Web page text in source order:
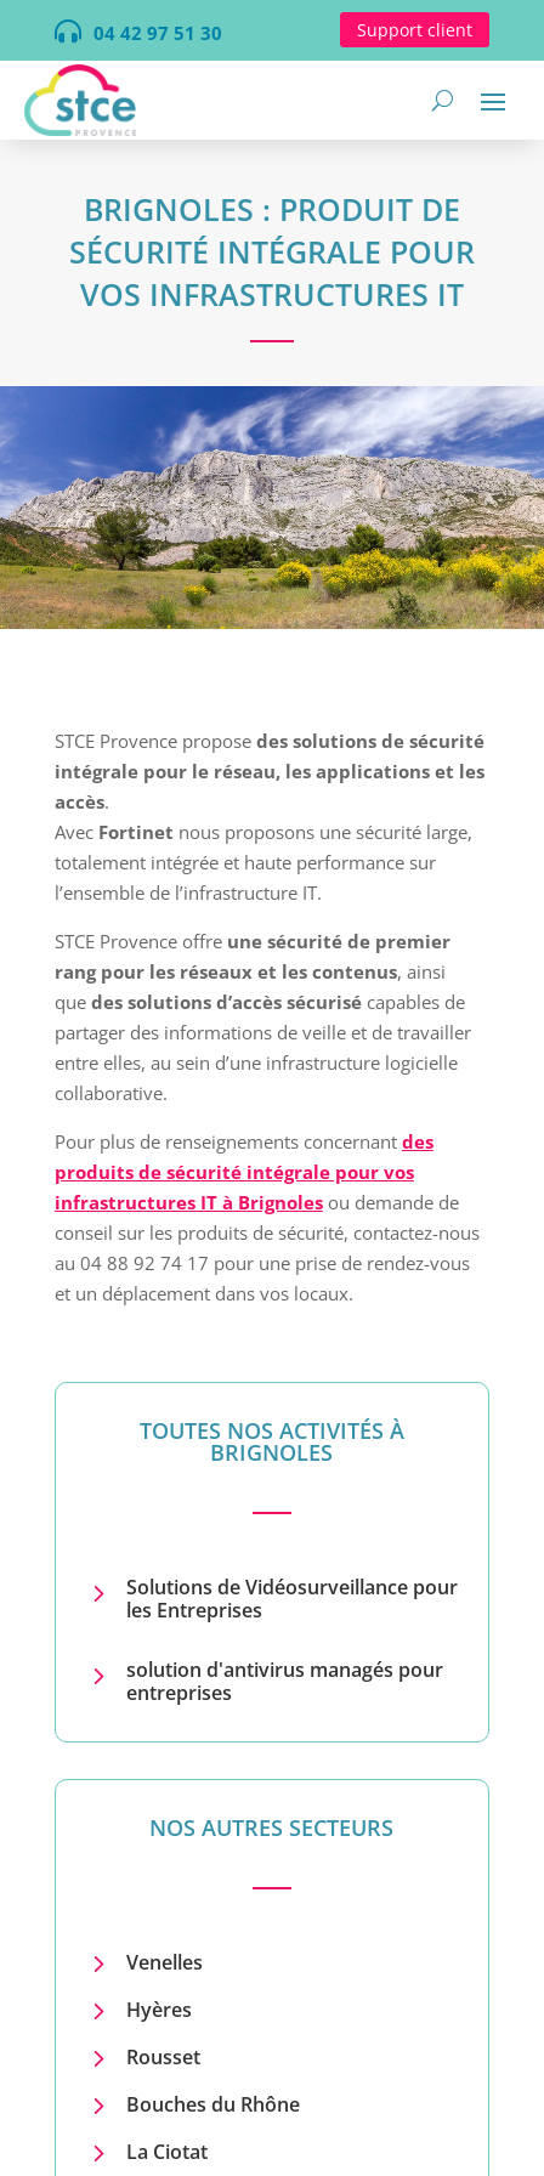
 04 42 97 51 30 Support client
BRIGNOLES : PRODUIT DE
SÉCURITÉ INTÉGRALE POUR
VOS INFRASTRUCTURES IT
STCE Provence propose des solutions de sécurité
intégrale pour le réseau, les applications et les
accès.
Avec Fortinet nous proposons une sécurité large,
totalement intégrée et haute performance sur
l’ensemble de l’infrastructure IT.
STCE Provence offre une sécurité de premier
rang pour les réseaux et les contenus, ainsi
que des solutions d’accès sécurisé capables de
partager des informations de veille et de travailler
entre elles, au sein d’une infrastructure logicielle
collaborative.
Pour plus de renseignements concernant des
produits de sécurité intégrale pour vos
infrastructures IT à Brignoles ou demande de
conseil sur les produits de sécurité, contactez-nous
au 04 88 92 74 17 pour une prise de rendez-vous
et un déplacement dans vos locaux.
TOUTES NOS ACTIVITÉS À
BRIGNOLES
5
Solutions de Vidéosurveillance pour
les Entreprises
5
solution d'antivirus managés pour
entreprises
NOS AUTRES SECTEURS
5 Venelles
5 Hyères
5 Rousset
5 Bouches du Rhône
5 La Ciotat